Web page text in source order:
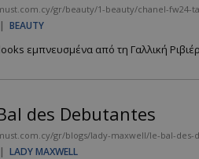
gr/beauty/1-beauty/chanel-fw24-
| BEAUTY
εμπνευσμένα από τη Γαλλική
des Debutantes
gr/blogs/lady-maxwell/le-bal-des-
| LADY MAXWELL
PinToTopCookie